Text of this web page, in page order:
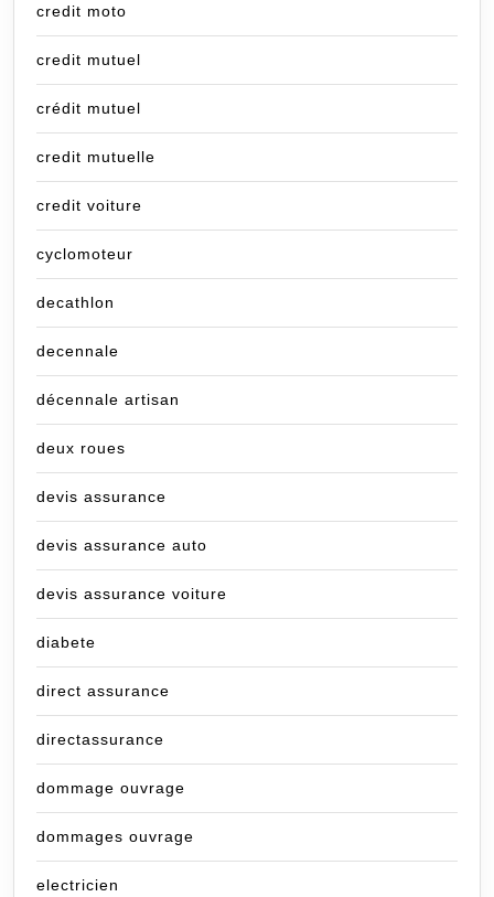
credit moto
credit mutuel
crédit mutuel
credit mutuelle
credit voiture
cyclomoteur
decathlon
decennale
décennale artisan
deux roues
devis assurance
devis assurance auto
devis assurance voiture
diabete
direct assurance
directassurance
dommage ouvrage
dommages ouvrage
electricien